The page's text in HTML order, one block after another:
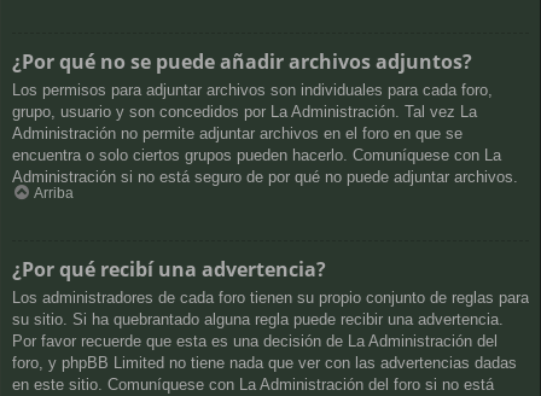
¿Por qué no se puede añadir archivos adjuntos?
Los permisos para adjuntar archivos son individuales para cada foro,
grupo, usuario y son concedidos por La Administración. Tal vez La
Administración no permite adjuntar archivos en el foro en que se
encuentra o solo ciertos grupos pueden hacerlo. Comuníquese con La
Administración si no está seguro de por qué no puede adjuntar archivos.
Arriba
¿Por qué recibí una advertencia?
Los administradores de cada foro tienen su propio conjunto de reglas para
su sitio. Si ha quebrantado alguna regla puede recibir una advertencia.
Por favor recuerde que esta es una decisión de La Administración del
foro, y phpBB Limited no tiene nada que ver con las advertencias dadas
en este sitio. Comuníquese con La Administración del foro si no está